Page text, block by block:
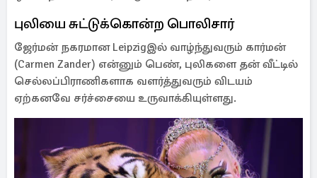
புலியை சுட்டுக்கொன்ற பொலிசார்
ஜேர்மன் நகரமான Leipzigஇல் வாழ்ந்துவரும் கார்மன்
(Carmen Zander) என்னும் பெண், புலிகளை தன் வீட்டில்
செல்லப்பிராணிகளாக வளர்த்துவரும் விடயம்
ஏற்கனவே சர்ச்சையை உருவாக்கியுள்ளது.